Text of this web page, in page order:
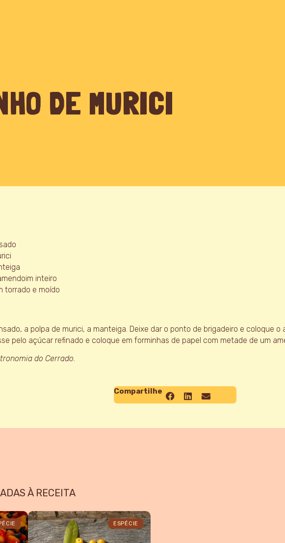
DE MURICI
inteiro
torrado e moído
a polpa de murici, a manteiga. Deixe dar o ponto de brigadeiro e coloque o
pelo açúcar refinado e coloque em forminhas de papel com metade de um
do Cerrado.
Compartilhe
À RECEITA
ESPÉCIE